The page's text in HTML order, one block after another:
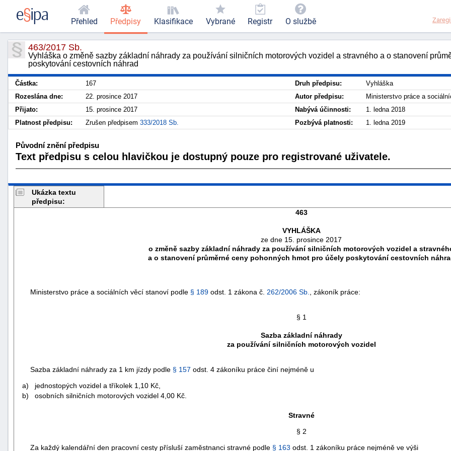
463/2017 Sb.
Vyhláška o změně sazby základní náhrady za používání silničních motorových vozidel a stravného a o stanovení
poskytování cestovních náhrad
Částka: 167 Druh předpisu:
Vyhláška
Rozeslána dne:
22. prosince 2017 Autor předpisu:
Ministerstvo práce a
Přijato:
15. prosince 2017 Nabývá účinnosti:
1. ledna 2018
Platnost předpisu:
Zrušen předpisem 333/2018 Sb. Pozbývá platnosti: 1. ledna 2019
Původní znění předpisu
Text předpisu s celou hlavičkou je dostupný pouze pro registrované uživatele.
Ukázka textu
předpisu:
463
VYHLÁŠKA
ze dne 15. prosince 2017
o změně sazby základní náhrady za používání silničních motorových vozidel a
a o stanovení průměrné ceny pohonných hmot pro účely poskytování cestovních
Ministerstvo práce a sociálních věcí stanoví podle § 189 odst. 1 zákona č. 262/2006 Sb. , zákoník práce:
§ 1
Sazba základní náhrady
za používání silničních motorových vozidel
Sazba základní náhrady za 1 km jízdy podle § 157 odst. 4 zákoníku práce činí nejméně u
a) jednostopých vozidel a tříkolek 1,10 Kč,
b) osobních silničních motorových vozidel 4,00 Kč.
Stravné
§ 2
Za každý kalendářní den pracovní cesty přísluší zaměstnanci stravné podle § 163 odst. 1 zákoníku práce nejméně ve výši
Přehled Předpisy Klasifikace Vybrané Registr O službě